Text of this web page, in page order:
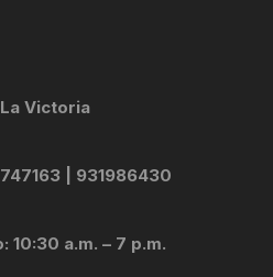
Victoria
| 931986430
10:30 a.m. – 7 p.m.